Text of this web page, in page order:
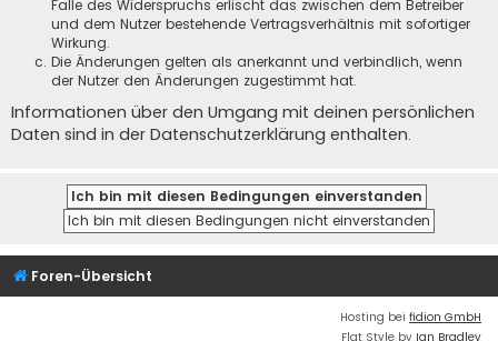
Falle des Widerspruchs erlischt das zwischen dem Betreiber
und dem Nutzer bestehende Vertragsverhältnis mit sofortiger
Wirkung.
Die Änderungen gelten als anerkannt und verbindlich, wenn
der Nutzer den Änderungen zugestimmt hat.
Informationen über den Umgang mit deinen persönlichen
Daten sind in der Datenschutzerklärung enthalten.
Foren-Übersicht
Hosting bei fidion GmbH
Flat Style by Ian Bradley